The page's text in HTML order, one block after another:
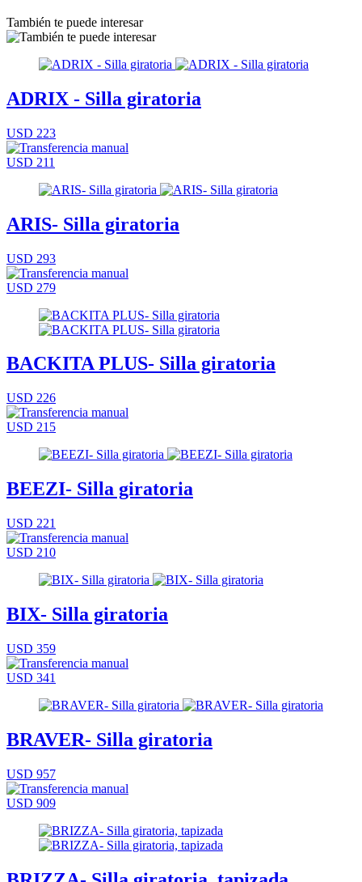
También te puede interesar
ADRIX - Silla giratoria
USD 223
USD 211
ARIS- Silla giratoria
USD 293
USD 279
BACKITA PLUS- Silla giratoria
USD 226
USD 215
BEEZI- Silla giratoria
USD 221
USD 210
BIX- Silla giratoria
USD 359
USD 341
BRAVER- Silla giratoria
USD 957
USD 909